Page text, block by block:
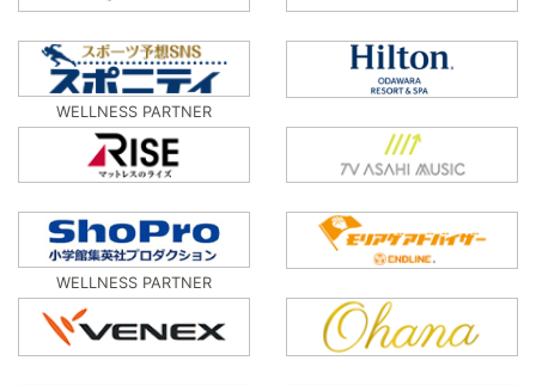
WELLNESS PARTNER
WELLNESS PARTNER